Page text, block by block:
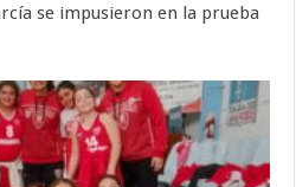
se impusieron en la prueba